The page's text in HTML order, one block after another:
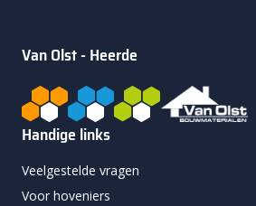
Van Olst - Heerde
Handige links
Veelgestelde vragen
Voor hoveniers